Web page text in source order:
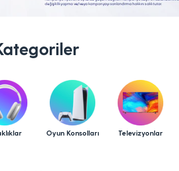
Oyun Konsolları Televizyonlar